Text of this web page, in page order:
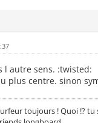
l autre sens. :twisted:
plus centre. sinon
toujours ! Quoi !? tu